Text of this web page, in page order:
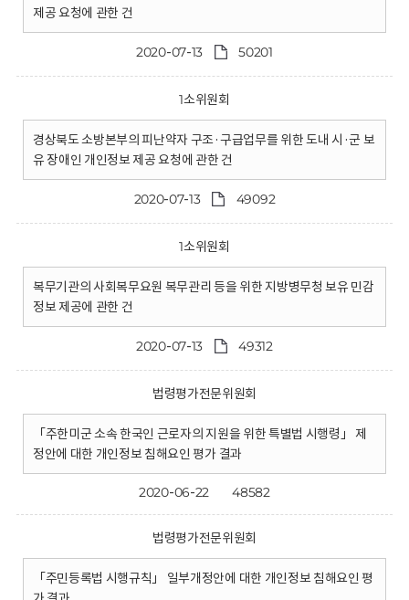
제공 요청에 관한 건
2020-07-13 50201
1소위원회
경상북도 소방본부의 피난약자 구조·구급업무를 위한 도내 시·군 보
유 장애인 개인정보 제공 요청에 관한 건
2020-07-13 49092
1소위원회
복무기관의 사회복무요원 복무관리 등을 위한 지방병무청 보유 민감
정보 제공에 관한 건
2020-07-13 49312
법령평가전문위원회
「주한미군 소속 한국인 근로자의 지원을 위한 특별법 시행령」 제
정안에 대한 개인정보 침해요인 평가 결과
2020-06-22 48582
법령평가전문위원회
「주민등록법 시행규칙」 일부개정안에 대한 개인정보 침해요인 평